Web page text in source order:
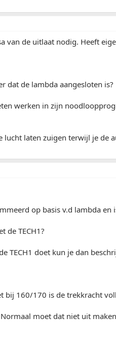
van de uitlaat nodig. Heeft
dat de lambda aangesloten is?
werken in zijn
lucht laten zuigen terwijl je de
op basis v.d lambda en
de TECH1?
TECH1 doet kun je dan
bij 160/170 is de trekkracht
moet dat niet uit